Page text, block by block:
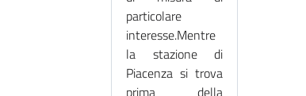
particolare
interesse.Mentre
la stazione di
Piacenza si trova
prima della